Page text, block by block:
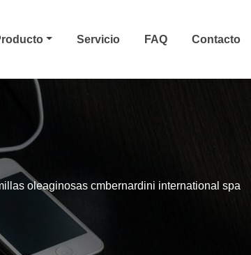
Servicio FAQ Contacto
oleaginosas cmbernardini international spa